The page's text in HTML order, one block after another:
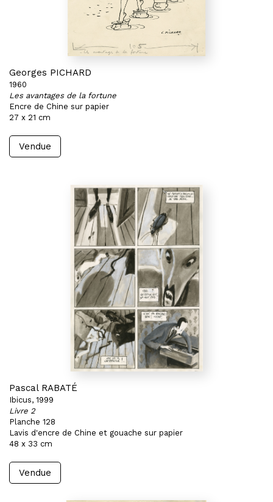
Georges PICHARD
1960
Les avantages de la fortune
Encre de Chine sur papier
27 x 21 cm
Vendue
Pascal RABATÉ
Ibicus, 1999
Livre 2
Planche 128
Lavis d'encre de Chine et gouache sur papier
48 x 33 cm
Vendue